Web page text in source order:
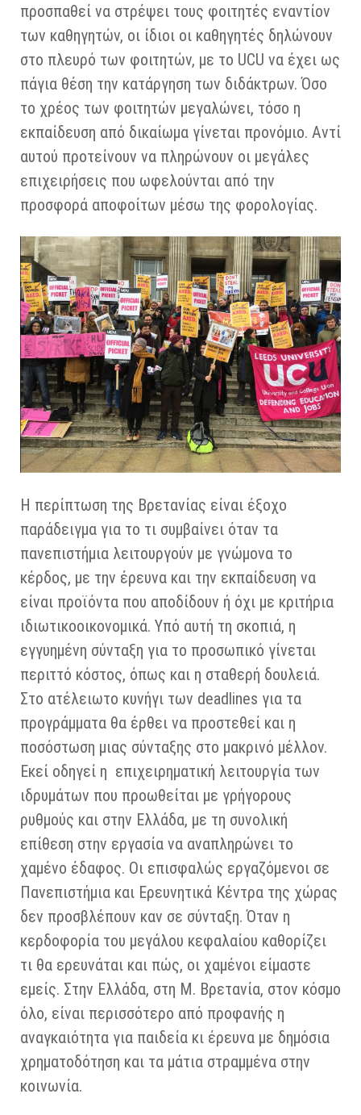
προσπαθεί να στρέψει τους φοιτητές εναντίον
των καθηγητών, οι ίδιοι οι καθηγητές δηλώνουν
στο πλευρό των φοιτητών, με το UCU να έχει ως
πάγια θέση την κατάργηση των διδάκτρων. Όσο
το χρέος των φοιτητών μεγαλώνει, τόσο η
εκπαίδευση από δικαίωμα γίνεται προνόμιο. Αντί
αυτού προτείνουν να πληρώνουν οι μεγάλες
επιχειρήσεις που ωφελούνται από την
προσφορά αποφοίτων μέσω της φορολογίας.
Η περίπτωση της Βρετανίας είναι έξοχο
παράδειγμα για το τι συμβαίνει όταν τα
πανεπιστήμια λειτουργούν με γνώμονα το
κέρδος, με την έρευνα και την εκπαίδευση να
είναι προϊόντα που αποδίδουν ή όχι με κριτήρια
ιδιωτικοοικονομικά. Υπό αυτή τη σκοπιά, η
εγγυημένη σύνταξη για το προσωπικό γίνεται
περιττό κόστος, όπως και η σταθερή δουλειά.
Στο ατέλειωτο κυνήγι των deadlines για τα
προγράμματα θα έρθει να προστεθεί και η
ποσόστωση μιας σύνταξης στο μακρινό μέλλον.
Εκεί οδηγεί η επιχειρηματική λειτουργία των
ιδρυμάτων που προωθείται με γρήγορους
ρυθμούς και στην Ελλάδα, με τη συνολική
επίθεση στην εργασία να αναπληρώνει το
χαμένο έδαφος. Οι επισφαλώς εργαζόμενοι σε
Πανεπιστήμια και Ερευνητικά Κέντρα της χώρας
δεν προσβλέπουν καν σε σύνταξη. Όταν η
κερδοφορία του μεγάλου κεφαλαίου καθορίζει
τι θα ερευνάται και πώς, οι χαμένοι είμαστε
εμείς. Στην Ελλάδα, στη Μ. Βρετανία, στον κόσμο
όλο, είναι περισσότερο από προφανής η
αναγκαιότητα για παιδεία κι έρευνα με δημόσια
χρηματοδότηση και τα μάτια στραμμένα στην
κοινωνία.